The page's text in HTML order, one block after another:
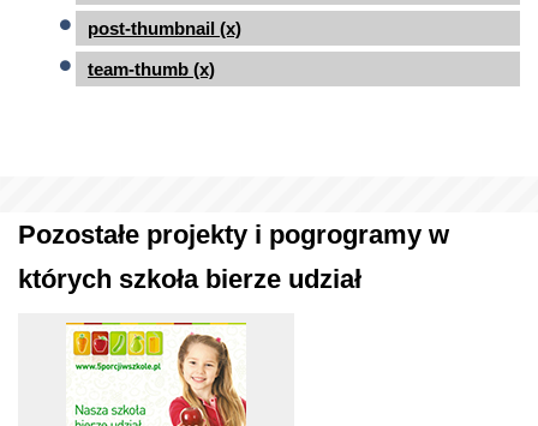
post-thumbnail (x)
team-thumb (x)
Pozostałe projekty i pogrogramy w
których szkoła bierze udział